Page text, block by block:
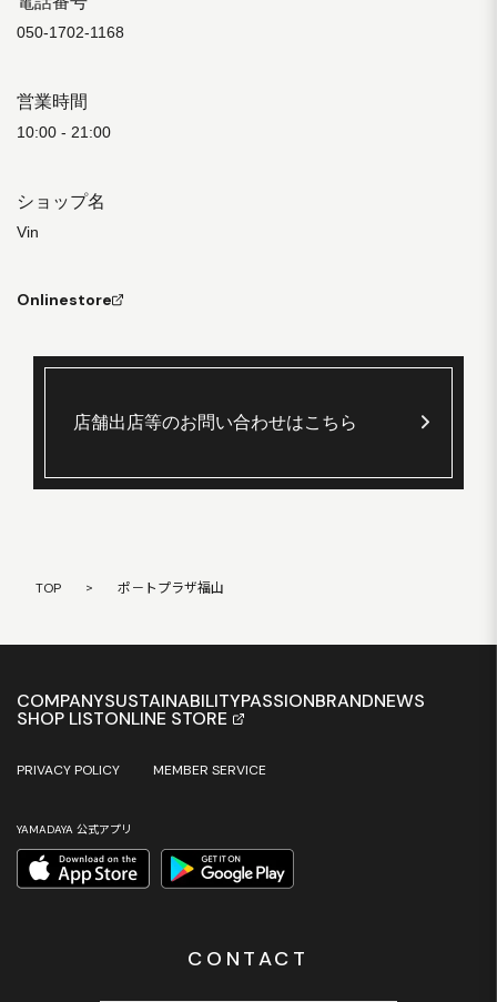
050-1702-1168
営業時間
10:00 - 21:00
ショップ名
Vin
Onlinestore
店舗出店等のお問い合わせはこちら
TOP > ポ－トプラザ福山
COMPANYSUSTAINABILITYPASSIONBRANDNEWS
SHOP LISTONLINE STORE
PRIVACY POLICY MEMBER SERVICE
YAMADAYA 公式アプリ
CONTACT